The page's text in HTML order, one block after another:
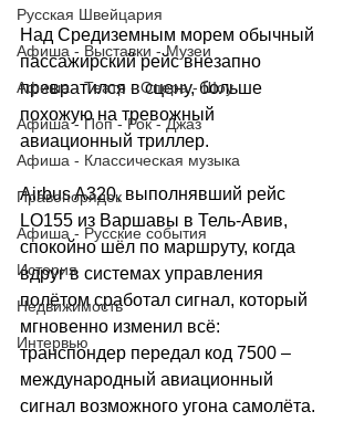
Русская Швейцария
Афиша - Выставки - Музеи
Афиша - Театр - Опера - Шоу
Афиша - Поп - Рок - Джаз
Афиша - Классическая музыка
Правопорядок
Афиша - Русские события
История
Недвижимость
Интервью
Над Средиземным морем обычный
пассажирский рейс внезапно
превратился в сцену, больше
похожую на тревожный
авиационный триллер.
Airbus A320, выполнявший рейс
LO155 из Варшавы в Тель-Авив,
спокойно шёл по маршруту, когда
вдруг в системах управления
полётом сработал сигнал, который
мгновенно изменил всё:
транспондер передал код 7500 –
международный авиационный
сигнал возможного угона самолёта.